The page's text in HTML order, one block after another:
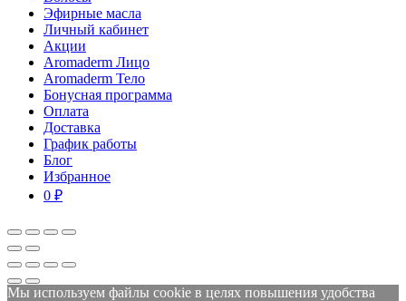
Эфирные масла
Личный кабинет
Акции
Aromaderm Лицо
Aromaderm Тело
Бонусная программа
Оплата
Доставка
График работы
Блог
Избранное
0 ₽
Мы используем файлы cookie в целях повышения удобства